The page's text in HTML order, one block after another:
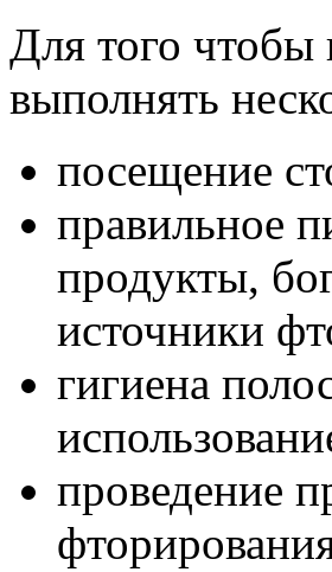
Для того
выполнять
посещение
правильное
продукты,
источники
гигиена
проведение